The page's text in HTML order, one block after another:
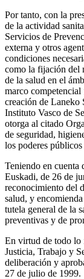
Por tanto, con la
de la actividad
Servicios de
externa y otros
condiciones
como la fijación del
de la salud en el
marco
creación de Laneko
Instituto Vasco de
otorga al citado
de seguridad,
los poderes
Teniendo en cuenta
Euskadi, de 26 de
reconocimiento del
salud, y
tutela general de la
preventivas y de
En virtud de todo lo
Justicia, Trabajo y
deliberación y
27 de julio de 1999.